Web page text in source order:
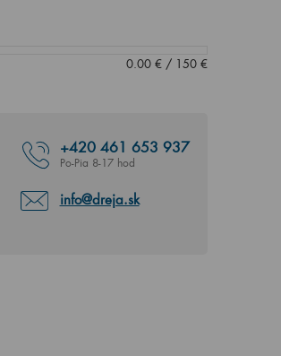
0.00€/ 150€
+420 461 653 937
Po-Pia 8-17 hod
info@dreja.sk